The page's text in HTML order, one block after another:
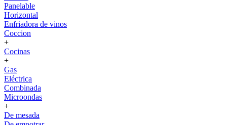
Panelable
Horizontal
Enfriadora de vinos
Coccion
+
Cocinas
+
Gas
Eléctrica
Combinada
Microondas
+
De mesada